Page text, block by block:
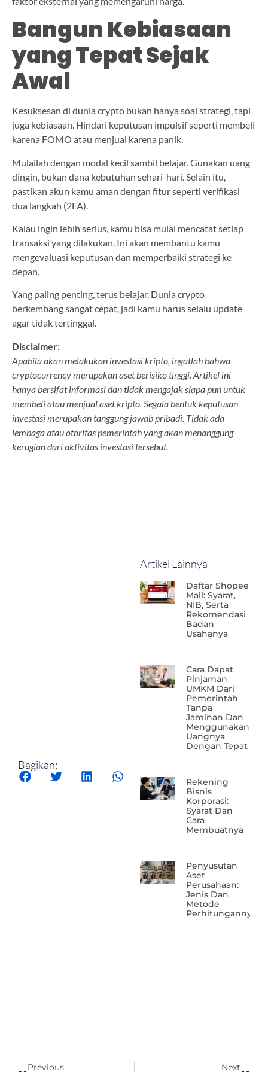
Bangun Kebiasaan
yang Tepat Sejak
Awal
Kesuksesan di dunia crypto bukan hanya soal strategi, tapi
juga kebiasaan. Hindari keputusan impulsif seperti membeli
karena FOMO atau menjual karena panik.
Mulailah dengan modal kecil sambil belajar. Gunakan uang
dingin, bukan dana kebutuhan sehari-hari. Selain itu,
pastikan akun kamu aman dengan fitur seperti verifikasi
dua langkah (2FA).
Kalau ingin lebih serius, kamu bisa mulai mencatat setiap
transaksi yang dilakukan. Ini akan membantu kamu
mengevaluasi keputusan dan memperbaiki strategi ke
depan.
Yang paling penting, terus belajar. Dunia crypto
berkembang sangat cepat, jadi kamu harus selalu update
agar tidak tertinggal.
Disclaimer:
Apabila akan melakukan investasi kripto, ingatlah bahwa
cryptocurrency merupakan aset berisiko tinggi. Artikel ini
hanya bersifat informasi dan tidak mengajak siapa pun untuk
membeli atau menjual aset kripto. Segala bentuk keputusan
investasi merupakan tanggung jawab pribadi. Tidak ada
lembaga atau otoritas pemerintah yang akan menanggung
kerugian dari aktivitas investasi tersebut.
Bagikan:
Artikel Lainnya
Daftar Shopee
Mall: Syarat,
NIB, Serta
Rekomendasi
Badan
Usahanya
Cara Dapat
Pinjaman
UMKM Dari
Pemerintah
Tanpa
Jaminan Dan
Menggunakan
Uangnya
Dengan Tepat
Rekening
Bisnis
Korporasi:
Syarat Dan
Cara
Membuatnya
Penyusutan
Aset
Perusahaan:
Jenis Dan
Metode
Perhitungannya
Previous Next